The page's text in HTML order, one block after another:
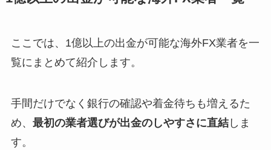
ここでは、1億以上の出金が可能な海外FX業者を一
覧にまとめて紹介します。
手間だけでなく銀行の確認や着金待ちも増えるた
め、 最初の業者選びが出金のしやすさに直結しま
す。